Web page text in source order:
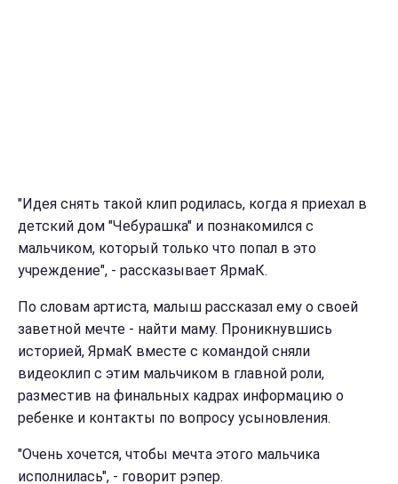
"Идея снять такой клип родилась, когда я приехал в
детский дом "Чебурашка" и познакомился с
мальчиком, который только что попал в это
учреждение", - рассказывает ЯрмаК.
По словам артиста, малыш рассказал ему о своей
заветной мечте - найти маму. Проникнувшись
историей, ЯрмаК вместе с командой сняли
видеоклип с этим мальчиком в главной роли,
разместив на финальных кадрах информацию о
ребенке и контакты по вопросу усыновления.
"Очень хочется, чтобы мечта этого мальчика
исполнилась", - говорит рэпер.